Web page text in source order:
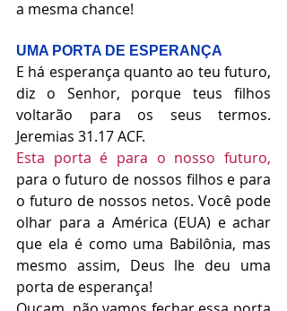
a mesma chance!
UMA PORTA DE ESPERANÇA
E há esperança quanto ao teu futuro,
diz o Senhor, porque teus filhos
voltarão para os seus termos.
Jeremias 31.17 ACF.
Esta porta é para o nosso futuro,
para o futuro de nossos filhos e para
o futuro de nossos netos. Você pode
olhar para a América (EUA) e achar
que ela é como uma Babilônia, mas
mesmo assim, Deus lhe deu uma
porta de esperança!